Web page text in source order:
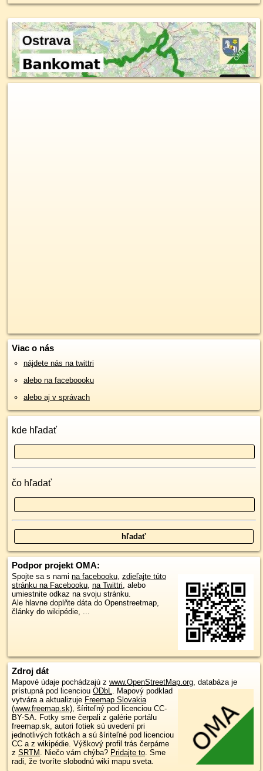
Viac o nás
nájdete nás na twittri
alebo na faceboooku
alebo aj v správach
kde hľadať
čo hľadať
Podpor projekt OMA:
Spojte sa s nami na facebooku zdieľajte túto
stránku na Facebooku na Twittri , alebo
umiestnite odkaz na svoju stránku.
Ale hlavne doplňte dáta do Openstreetmap,
články do wikipédie, ...
Zdroj dát
Mapové údaje pochádzajú z www.OpenStreetMap.org , databáza je
prístupná pod licenciou ODbL
Mapový podklad
vytvára a aktualizuje Freemap Slovakia
(www.freemap.sk) , šíriteľný pod licenciou CC-
BY-SA. Fotky sme čerpali z galérie portálu
freemap.sk, autori fotiek sú uvedení pri
jednotlivých fotkách a sú šíriteľné pod licenciou
CC a z wikipédie. Výškový profil trás čerpáme
z SRTM . Niečo vám chýba? Pridajte to . Sme
radi, že tvoríte slobodnú wiki mapu sveta.